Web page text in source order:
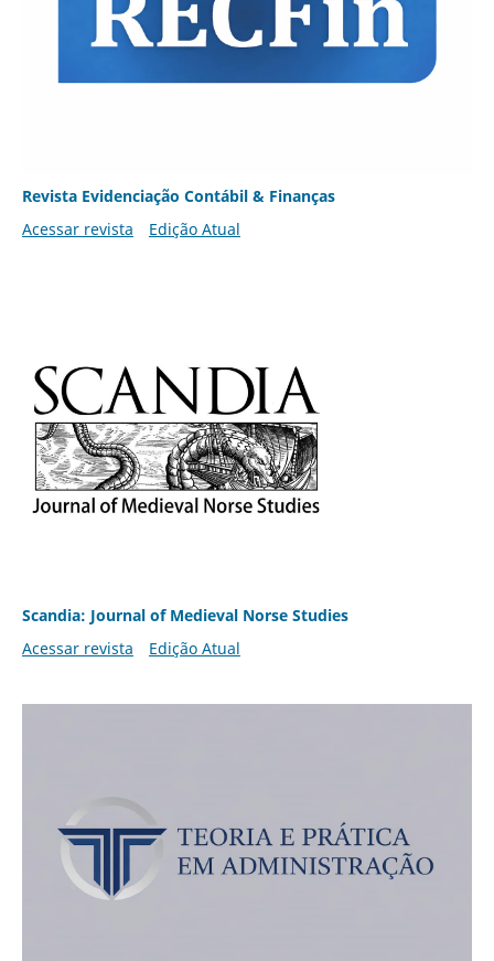
Revista Evidenciação Contábil & Finanças
Acessar revista
Edição Atual
Scandia: Journal of Medieval Norse Studies
Acessar revista
Edição Atual